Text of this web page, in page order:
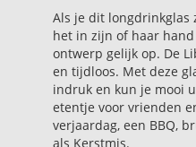
Als je dit longdrinkglas
het in zijn of haar
ontwerp gelijk op. De
en tijdloos. Met deze
indruk en kun je mooi
etentje voor vrienden
verjaardag, een BBQ,
als Kerstmis.